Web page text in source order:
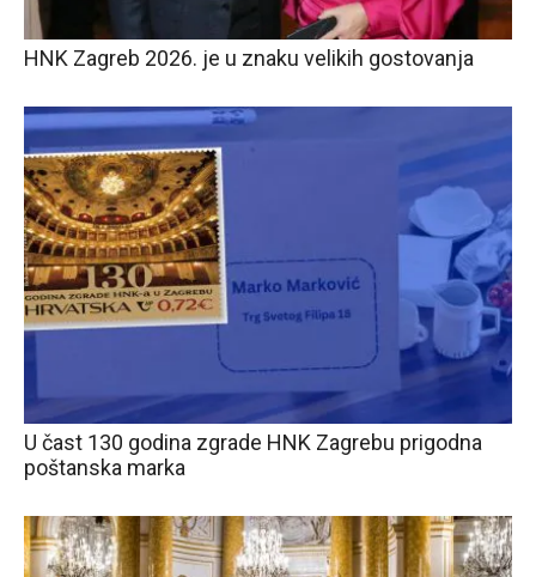
HNK Zagreb 2026. je u znaku velikih gostovanja
U čast 130 godina zgrade HNK Zagrebu prigodna
poštanska marka